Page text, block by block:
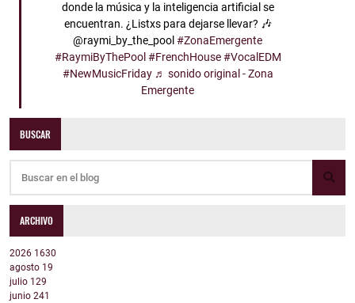
donde la música y la inteligencia artificial se
encuentran. ¿Listxs para dejarse llevar? 🎶
@raymi_by_the_pool#ZonaEmergente
#RaymiByThePool #FrenchHouse #VocalEDM
#NewMusicFriday ♬ sonido original - Zona
Emergente
BUSCAR
ARCHIVO
2026 1630
agosto 19
julio 129
junio 241